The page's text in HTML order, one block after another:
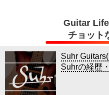
Guitar
チョット
Suhr
Suhrの経歴